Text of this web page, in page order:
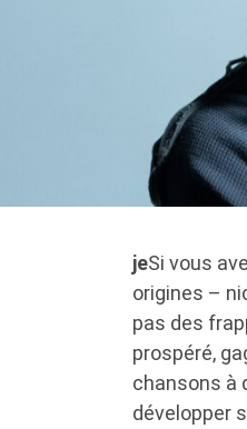
jeSi vous
origines –
pas des
prospéré,
chansons à
développer